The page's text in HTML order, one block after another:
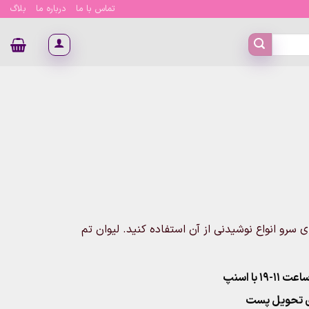
تماس با ما درباره ما بلاگ
برای سرو انواع نوشیدنی از آن استفاده کنید. لیوان تم
با اسنپ